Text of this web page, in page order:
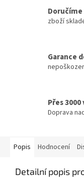
zboží
Garance
Přes
Doprava
Popis Hodnocení
Detailní popis